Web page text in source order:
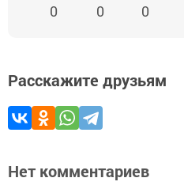
0 0 0
Расскажите друзьям
Нет комментариев